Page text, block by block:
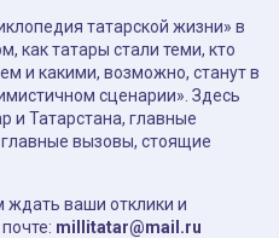
татарской жизни» в
как татары стали теми, кто
и какими, возможно, станут в
сценарии». Здесь
и Татарстана, главные
вызовы, стоящие
ждать ваши отклики и
millitatar@mail.ru